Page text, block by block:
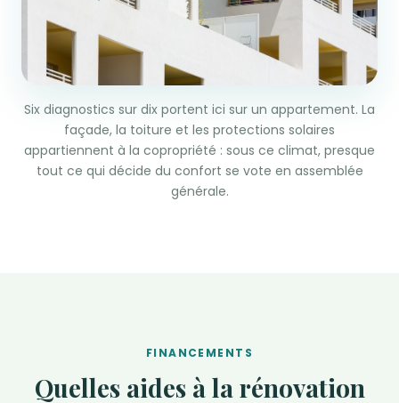
Six diagnostics sur dix portent ici sur un appartement. La
façade, la toiture et les protections solaires
appartiennent à la copropriété : sous ce climat, presque
tout ce qui décide du confort se vote en assemblée
générale.
FINANCEMENTS
Quelles aides à la rénovation